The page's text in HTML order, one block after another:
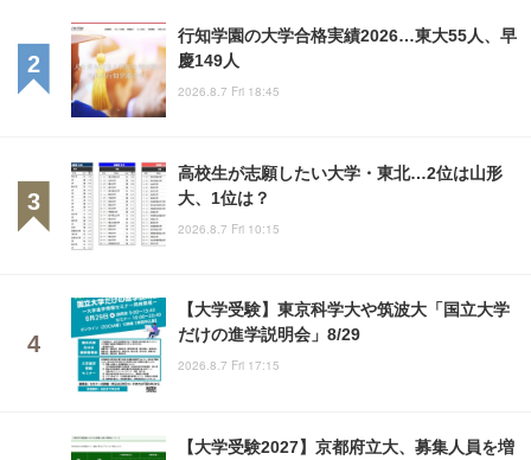
行知学園の大学合格実績2026…東大55人、早
慶149人
2026.8.7 Fri 18:45
高校生が志願したい大学・東北…2位は山形
大、1位は？
2026.8.7 Fri 10:15
【大学受験】東京科学大や筑波大「国立大学
だけの進学説明会」8/29
2026.8.7 Fri 17:15
【大学受験2027】京都府立大、募集人員を増